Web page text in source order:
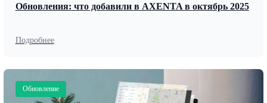
Обновления: что добавили в AXENTA в октябрь 2025
Подробнее
Обновление